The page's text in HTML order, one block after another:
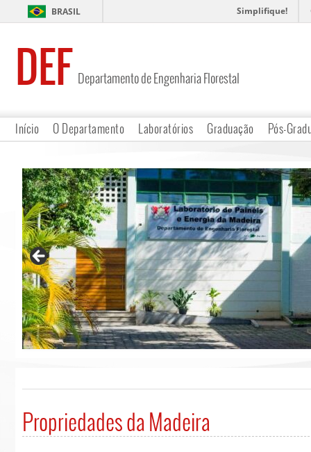
BRASIL Simplifique!
DEF Departamento de Engenharia Florestal
Início O Departamento Laboratórios Graduação Pós-
Propriedades da Madeira